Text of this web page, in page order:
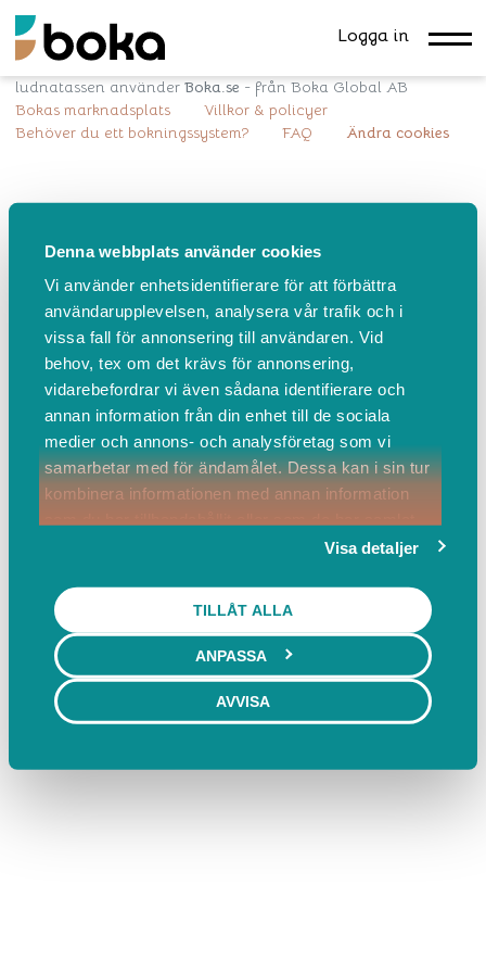
Denna webbplats använder cookies
Vi använder enhetsidentifierare för att förbättra
användarupplevelsen, analysera vår trafik och i
vissa fall för annonsering till användaren. Vid
behov, tex om det krävs för annonsering,
vidarebefordrar vi även sådana identifierare och
annan information från din enhet till de sociala
medier och annons- och analysföretag som vi
samarbetar med för ändamålet. Dessa kan i sin tur
kombinera informationen med annan information
Visa detaljer
TILLÅT ALLA
ANPASSA
AVVISA
Logga in
ludnatassen använder Boka.se - från Boka Global AB
Bokas marknadsplats
Villkor & policyer
Behöver du ett bokningssystem?
FAQ Ändra cookies